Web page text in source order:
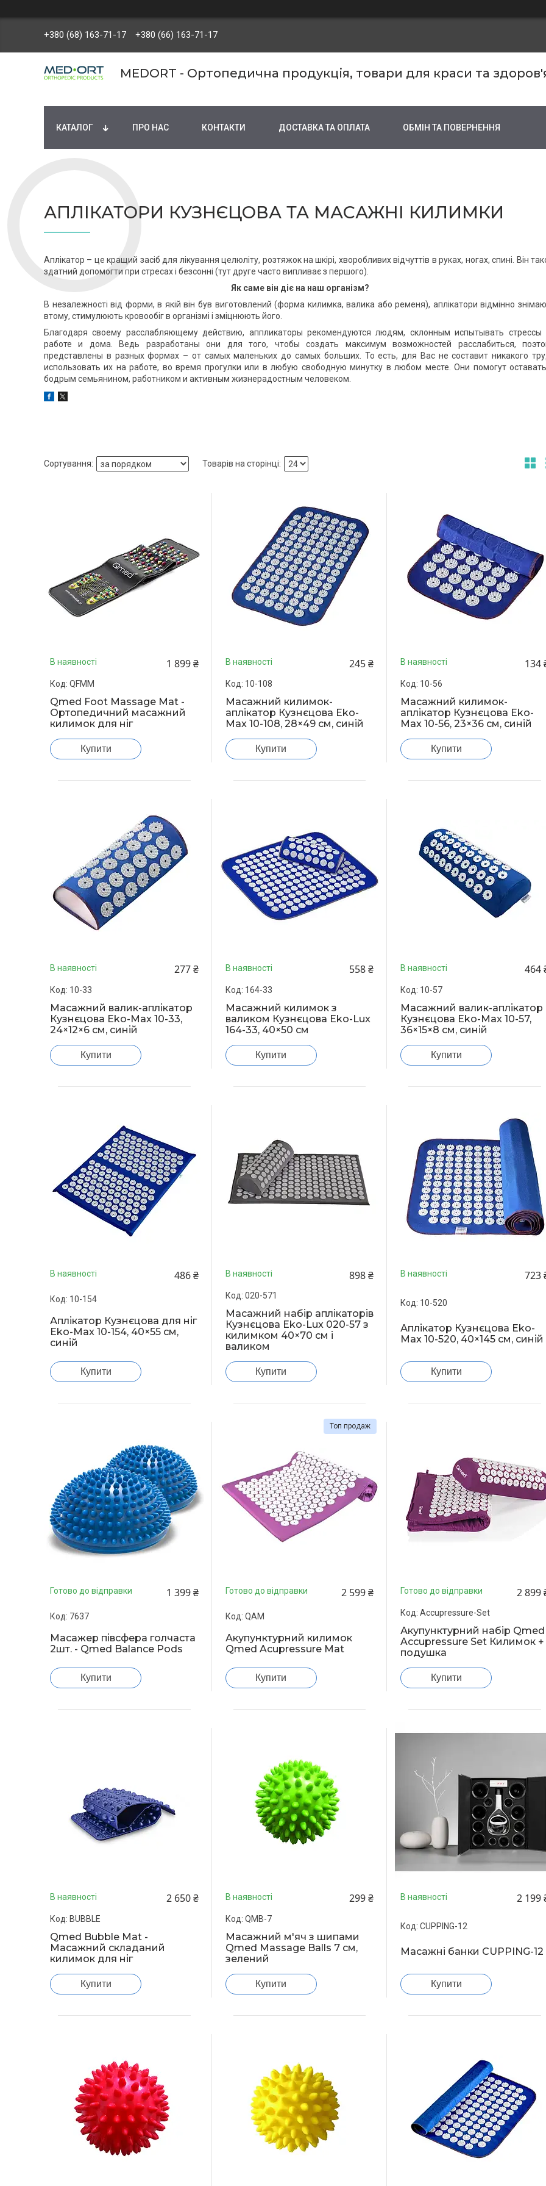
+380 (68) 163-71-17 +380 (66) 163-71-17
MEDORT - Ортопедична продукція, товари для краси та
КАТАЛОГ ПРО НАС КОНТАКТИ ДОСТАВКА ТА ОПЛАТА ОБМІН ТА ПОВЕРНЕННЯ
АПЛІКАТОРИ КУЗНЄЦОВА ТА МАСАЖНІ КИЛИМКИ
Аплікатор – це кращий засіб для лікування целюліту, розтяжок на шкірі, хворобливих відчуттів в руках, ногах, спині. Він
здатний допомогти при стресах і безсонні (тут друге часто випливає з першого).
Як саме він діє на наш організм?
В незалежності від форми, в якій він був виготовлений (форма килимка, валика або ременя), аплікатори відмінно
втому, стимулюють кровообіг в організмі і зміцнюють його.
Благодаря своему расслабляющему действию, аппликаторы рекомендуются людям, склонным испытывать стрессы
работе и дома. Ведь разработаны они для того, чтобы создать максимум возможностей расслабиться,
представлены в разных формах – от самых маленьких до самых больших. То есть, для Вас не составит никакого
использовать их на работе, во время прогулки или в любую свободную минутку в любом месте. Они помогут
бодрым семьянином, работником и активным жизнерадостным человеком.
В наявності 1 899 ₴
QFMM
Qmed Foot Massage Mat -
Ортопедичний масажний
килимок для ніг
Купити
В наявності 245 ₴
10-108
Масажний килимок-
аплікатор Кузнєцова Eko-
Max 10-108, 28×49 см, синій
Купити
В наявності 134
10-56
Масажний килимок-
аплікатор Кузнєцова Eko-
Max 10-56, 23×36 см, синій
Купити
В наявності 277 ₴
10-33
Масажний валик-аплікатор
Кузнєцова Eko-Max 10-33,
24×12×6 см, синій
Купити
В наявності 558 ₴
164-33
Масажний килимок з
валиком Кузнєцова Eko-Lux
164-33, 40×50 см
Купити
В наявності 464
10-57
Масажний валик-аплікатор
Кузнєцова Eko-Max 10-57,
36×15×8 см, синій
Купити
В наявності 486 ₴
10-154
Аплікатор Кузнєцова для ніг
Eko-Max 10-154, 40×55 см,
синій
Купити
В наявності 898 ₴
020-571
Масажний набір аплікаторів
Кузнєцова Eko-Lux 020-57 з
килимком 40×70 см і
валиком
Купити
В наявності 723
10-520
Аплікатор Кузнєцова Eko-
Max 10-520, 40×145 см, синій
Купити
Готово до відправки 1 399 ₴
7637
Масажер півсфера голчаста
2шт. - Qmed Balance Pods
Купити
Топ продаж
Готово до відправки 2 599 ₴
QAM
Акупунктурний килимок
Qmed Acupressure Mat
Купити
Готово до відправки 2 899
Accupressure-Set
Акупунктурний набір Qmed
Accupressure Set Килимок +
подушка
Купити
В наявності 2 650 ₴
BUBBLE
Qmed Bubble Mat -
Масажний складаний
килимок для ніг
Купити
В наявності 299 ₴
QMB-7
Масажний м'яч з шипами
Qmed Massage Balls 7 см,
зелений
Купити
В наявності 2 199
CUPPING-12
Масажні банки CUPPING-12
Купити